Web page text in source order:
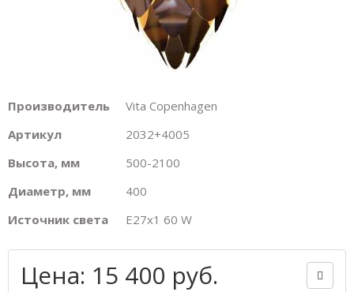
Производитель
Vita Copenhagen
Артикул
2032+4005
Высота, мм
500-2100
Диаметр, мм
400
Источник света
E27х1 60 W
Цена: 15 400 руб.